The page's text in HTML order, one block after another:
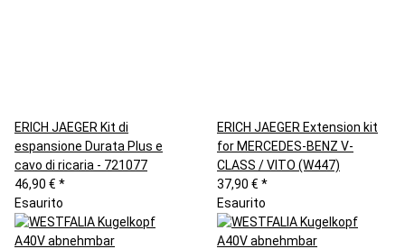
ERICH JAEGER Kit di
espansione Durata Plus e
cavo di ricaria - 721077
46,90 € *
ERICH JAEGER Extension kit
for MERCEDES-BENZ V-
CLASS / VITO (W447)
37,90 € *
Esaurito
Esaurito